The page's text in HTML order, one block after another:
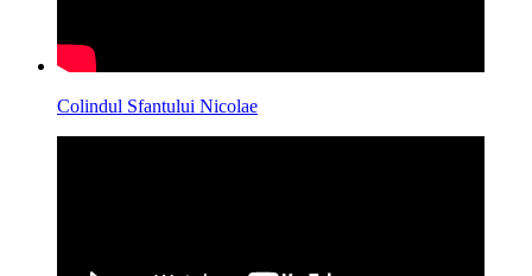
Colindul Sfantului Nicolae